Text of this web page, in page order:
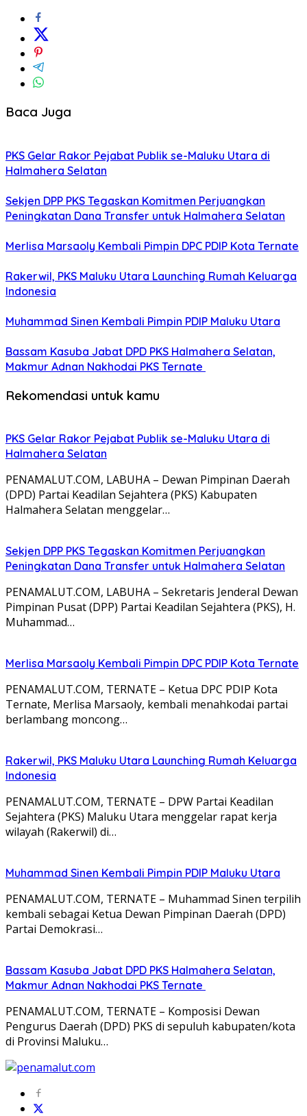
Baca Juga
PKS Gelar Rakor Pejabat Publik se-Maluku Utara di
Halmahera Selatan
Sekjen DPP PKS Tegaskan Komitmen Perjuangkan
Peningkatan Dana Transfer untuk Halmahera Selatan
Merlisa Marsaoly Kembali Pimpin DPC PDIP Kota Ternate
Rakerwil, PKS Maluku Utara Launching Rumah Keluarga
Indonesia
Muhammad Sinen Kembali Pimpin PDIP Maluku Utara
Bassam Kasuba Jabat DPD PKS Halmahera Selatan,
Makmur Adnan Nakhodai PKS Ternate
Rekomendasi untuk kamu
PKS Gelar Rakor Pejabat Publik se-Maluku Utara di
Halmahera Selatan
PENAMALUT.COM, LABUHA – Dewan Pimpinan Daerah
(DPD) Partai Keadilan Sejahtera (PKS) Kabupaten
Halmahera Selatan menggelar…
Sekjen DPP PKS Tegaskan Komitmen Perjuangkan
Peningkatan Dana Transfer untuk Halmahera Selatan
PENAMALUT.COM, LABUHA – Sekretaris Jenderal Dewan
Pimpinan Pusat (DPP) Partai Keadilan Sejahtera (PKS), H.
Muhammad…
Merlisa Marsaoly Kembali Pimpin DPC PDIP Kota Ternate
PENAMALUT.COM, TERNATE – Ketua DPC PDIP Kota
Ternate, Merlisa Marsaoly, kembali menahkodai partai
berlambang moncong…
Rakerwil, PKS Maluku Utara Launching Rumah Keluarga
Indonesia
PENAMALUT.COM, TERNATE – DPW Partai Keadilan
Sejahtera (PKS) Maluku Utara menggelar rapat kerja
wilayah (Rakerwil) di…
Muhammad Sinen Kembali Pimpin PDIP Maluku Utara
PENAMALUT.COM, TERNATE – Muhammad Sinen terpilih
kembali sebagai Ketua Dewan Pimpinan Daerah (DPD)
Partai Demokrasi…
Bassam Kasuba Jabat DPD PKS Halmahera Selatan,
Makmur Adnan Nakhodai PKS Ternate
PENAMALUT.COM, TERNATE – Komposisi Dewan
Pengurus Daerah (DPD) PKS di sepuluh kabupaten/kota
di Provinsi Maluku…